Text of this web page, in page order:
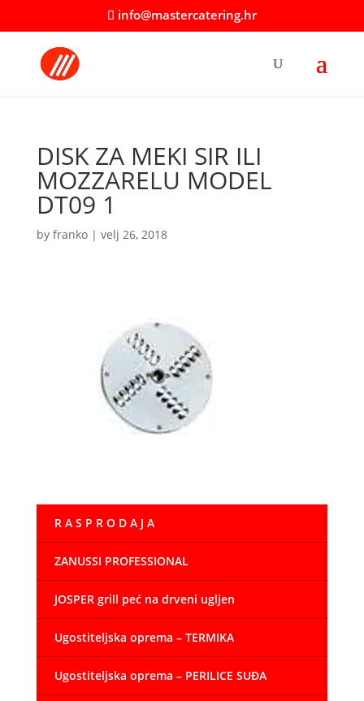
info@mastercatering.hr
DISK ZA MEKI SIR ILI
MOZZARELU MODEL
DT09 1
by franko| velj 26, 2018
R A S P R O D A J A
ZANUSSI PROFESSIONAL
JOSPER grill peć na drveni ugljen
Ugostiteljska oprema – TERMIKA
Ugostiteljska oprema – PERILICE SUĐA